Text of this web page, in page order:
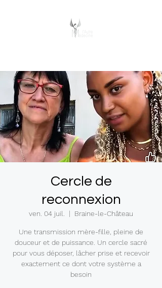
Cercle de
reconnexion
ven. 04 juil.
  |
Braine-le-Château
Une transmission mère-fille, pleine de
douceur et de puissance. Un cercle sacré
pour vous déposer, lâcher prise et recevoir
exactement ce dont votre système a
besoin